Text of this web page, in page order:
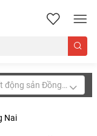
nhadatdongnai360.vn
Bất động sản Đồng Nai
Nai